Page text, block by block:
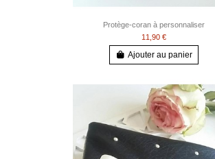
Protège-coran à personnaliser
11,90 €
Ajouter au panier